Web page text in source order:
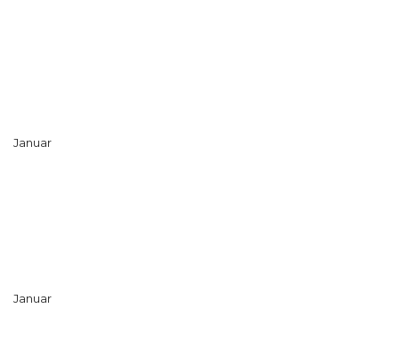
Januar
Januar